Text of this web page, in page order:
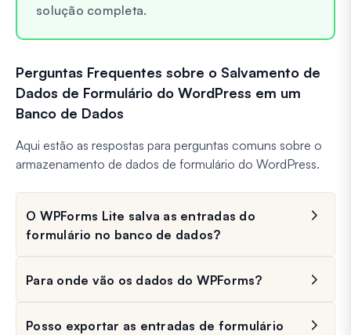
solução completa.
Perguntas Frequentes sobre o Salvamento de
Dados de Formulário do WordPress em um
Banco de Dados
Aqui estão as respostas para perguntas comuns sobre o
armazenamento de dados de formulário do WordPress.
O WPForms Lite salva as entradas do
formulário no banco de dados?
Para onde vão os dados do WPForms?
Posso exportar as entradas de formulário